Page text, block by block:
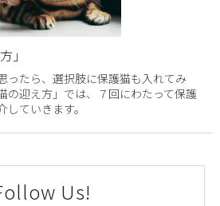
」
ったら、選択肢に保護猫も入れてみ
の迎え方」では、７回にわたって保護
ていきます。
Us!